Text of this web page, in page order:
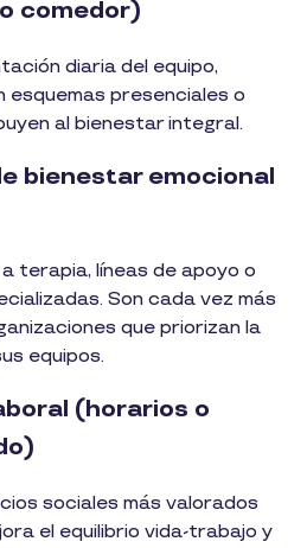
comedor)
diaria del equipo,
esquemas presenciales o
al bienestar integral.
bienestar emocional
terapia, líneas de apoyo o
Son cada vez más
que priorizan la
equipos.
(horarios o
sociales más valorados
el equilibrio vida-trabajo y